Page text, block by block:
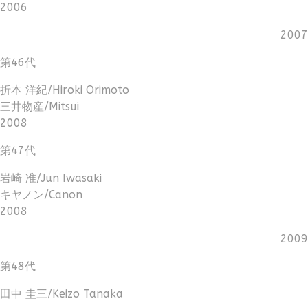
2006
2007
第46代
折本 洋紀/Hiroki Orimoto
三井物産/Mitsui
2008
第47代
岩崎 准/Jun Iwasaki
キヤノン/Canon
2008
2009
第48代
田中 圭三/Keizo Tanaka